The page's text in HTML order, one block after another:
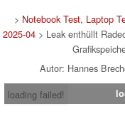
> Notebook Test, Laptop
2025-04> Leak enthüllt
Autor: Hannes
loading failed!